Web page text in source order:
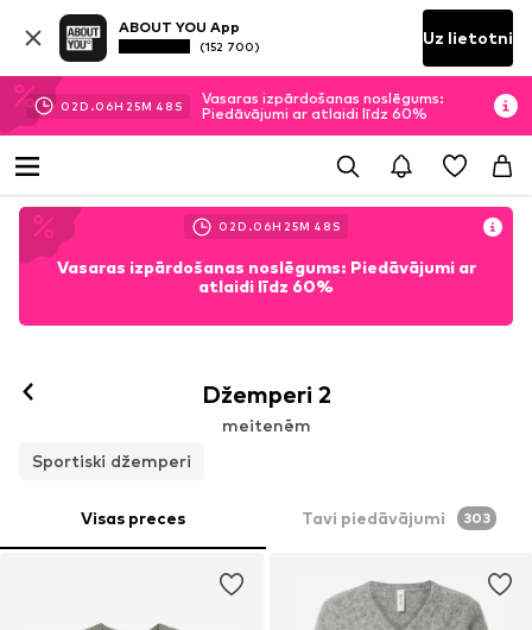
ABOUT YOU App
(152 700) Uz lietotni
02D.06H 25M 46 S
Vasaras izpārdošanas noslēgums:
Piedāvājumi ar atlaidi līdz 60%
02D.06H 25M 46 S
Vasaras izpārdošanas noslēgums: Piedāvājumi ar
atlaidi līdz 60%
Džemperi 2
meitenēm
Sportiski džemperi
Visas preces Tavi piedāvājumi 303